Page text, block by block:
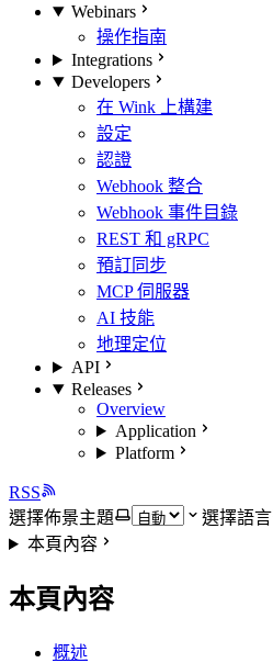
Webinars
操作指南
Integrations
Developers
在 Wink 上構建
設定
認證
Webhook 整合
Webhook 事件目錄
REST 和 gRPC
預訂同步
MCP 伺服器
AI 技能
地理定位
API
Releases
Overview
Application
Platform
RSS
選擇佈景主題
選擇語言
本頁內容
本頁內容
概述